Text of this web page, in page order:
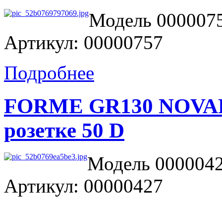
Модель
Артикул: 00000757
Подробнее
FORME GR130
розетке 50 D
Модель
Артикул: 00000427